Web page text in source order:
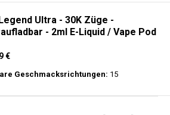
Ultra - 30K Züge -
- 2ml E-Liquid / Vape Pod
€
Geschmacksrichtungen: 15